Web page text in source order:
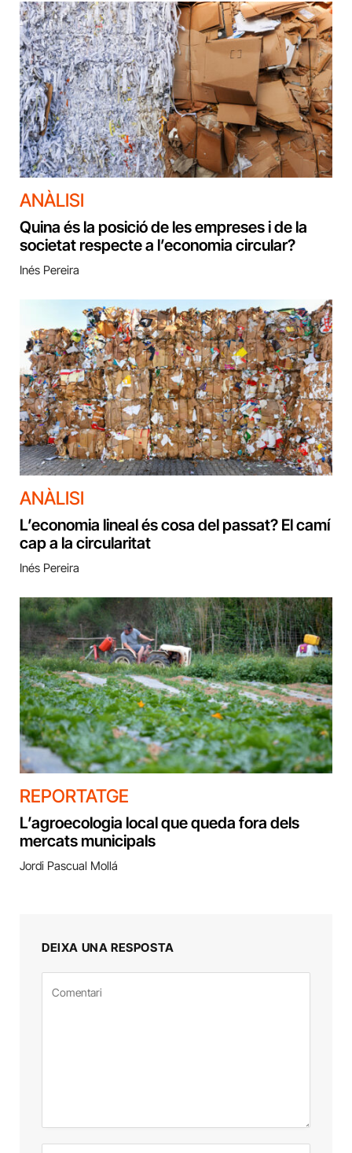
ANÀLISI
Quina és la posició de les empreses i de la
societat respecte a l’economia circular?
Inés Pereira
ANÀLISI
L’economia lineal és cosa del passat? El camí
cap a la circularitat
Inés Pereira
REPORTATGE
L’agroecologia local que queda fora dels
mercats municipals
Jordi Pascual Mollá
DEIXA UNA RESPOSTA